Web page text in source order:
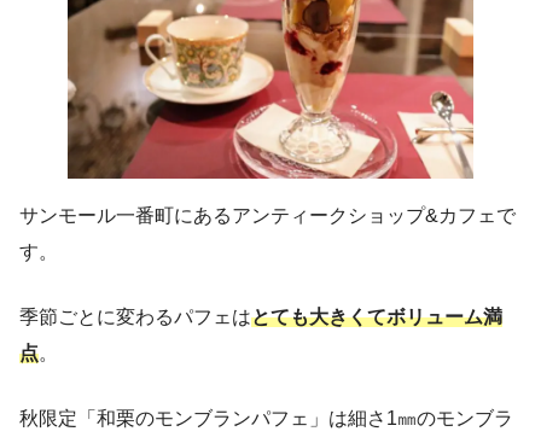
サンモール一番町にあるアンティークショップ&カフェで
す。
季節ごとに変わるパフェはとても大きくてボリューム満
点。
秋限定「和栗のモンブランパフェ」は細さ1㎜のモンブラ